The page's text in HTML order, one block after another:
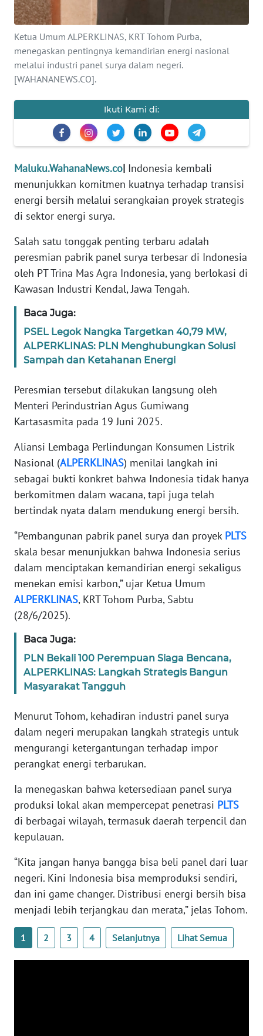
Ketua Umum ALPERKLINAS, KRT Tohom Purba,
menegaskan pentingnya kemandirian energi nasional
melalui industri panel surya dalam negeri.
[WAHANANEWS.CO].
Ikuti Kami di:
Maluku.WahanaNews.co| Indonesia kembali
menunjukkan komitmen kuatnya terhadap transisi
energi bersih melalui serangkaian proyek strategis
di sektor energi surya.
Salah satu tonggak penting terbaru adalah
peresmian pabrik panel surya terbesar di Indonesia
oleh PT Trina Mas Agra Indonesia, yang berlokasi di
Kawasan Industri Kendal, Jawa Tengah.
Baca Juga:
PSEL Legok Nangka Targetkan 40,79 MW,
ALPERKLINAS: PLN Menghubungkan Solusi
Sampah dan Ketahanan Energi
Peresmian tersebut dilakukan langsung oleh
Menteri Perindustrian Agus Gumiwang
Kartasasmita pada 19 Juni 2025.
Aliansi Lembaga Perlindungan Konsumen Listrik
Nasional (ALPERKLINAS) menilai langkah ini
sebagai bukti konkret bahwa Indonesia tidak hanya
berkomitmen dalam wacana, tapi juga telah
bertindak nyata dalam mendukung energi bersih.
“Pembangunan pabrik panel surya dan proyek PLTS
skala besar menunjukkan bahwa Indonesia serius
dalam menciptakan kemandirian energi sekaligus
menekan emisi karbon,” ujar Ketua Umum
ALPERKLINAS, KRT Tohom Purba, Sabtu
(28/6/2025).
Baca Juga:
PLN Bekali 100 Perempuan Siaga Bencana,
ALPERKLINAS: Langkah Strategis Bangun
Masyarakat Tangguh
Menurut Tohom, kehadiran industri panel surya
dalam negeri merupakan langkah strategis untuk
mengurangi ketergantungan terhadap impor
perangkat energi terbarukan.
Ia menegaskan bahwa ketersediaan panel surya
produksi lokal akan mempercepat penetrasi PLTS
di berbagai wilayah, termasuk daerah terpencil dan
kepulauan.
“Kita jangan hanya bangga bisa beli panel dari luar
negeri. Kini Indonesia bisa memproduksi sendiri,
dan ini game changer. Distribusi energi bersih bisa
menjadi lebih terjangkau dan merata,” jelas Tohom.
1 2 3 4 Selanjutnya Lihat Semua
KARIR
DISCLAIMER
Wahana
SUMUT
WN
JAKARTA
JABAR
WN
BANTEN
WN
WN
PAPUA
BARAT
WN
RIAU
WN
SERAMBI
WN
JAMBI
SULTRA
WN
NTB
WN
SULTENG
WN
SULBAR
WN
BABEL
SUMBAR
WN
SUMSEL
WN
BENGKULU